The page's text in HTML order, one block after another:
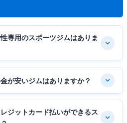
専用のスポーツジムはありま
が安いジムはありますか？
ジットカード払いができるス